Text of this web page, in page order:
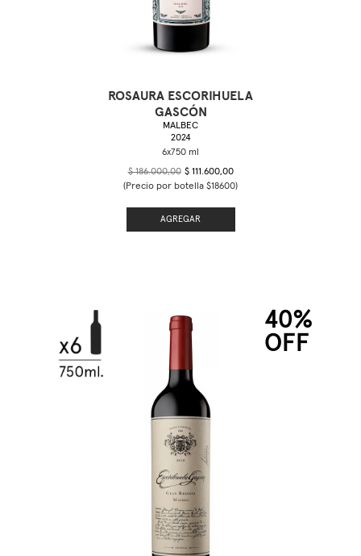
ROSAURA ESCORIHUELA
GASCÓN
MALBEC
2024
$ 186.000,00 $ 111.600,00
(Precio por botella $18600)
AGREGAR
40%
OFF